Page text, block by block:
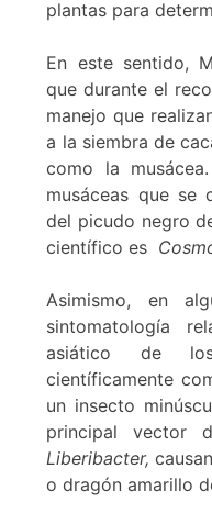
plantas para
En este sentido,
que durante el
manejo que
a la siembra de
como la
musáceas que se
del picudo negro
científico es
Asimismo, en
sintomatología
asiático de
científicamente
un insecto
principal vector
Liberibacter,
o dragón amarillo